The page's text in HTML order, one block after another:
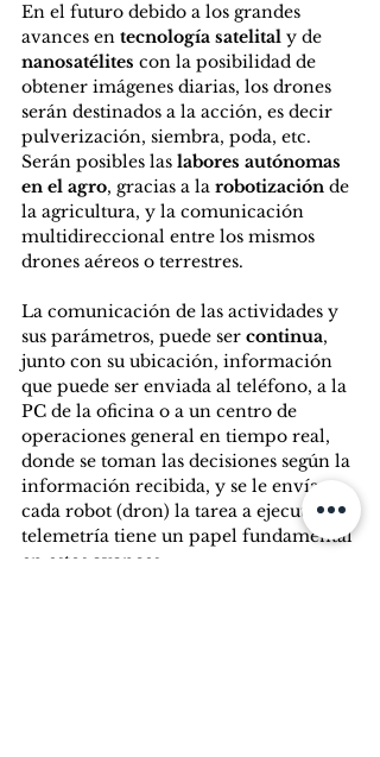
En el futuro debido a los grandes
avances en tecnología satelital y de
nanosatélites con la posibilidad de
obtener imágenes diarias, los drones
serán destinados a la acción, es decir
pulverización, siembra, poda, etc.
Serán posibles las labores autónomas
en el agro, gracias a la robotización de
la agricultura, y la comunicación
multidireccional entre los mismos
drones aéreos o terrestres.
La comunicación de las actividades y
sus parámetros, puede ser continua,
junto con su ubicación, información
que puede ser enviada al teléfono, a la
PC de la oficina o a un centro de
operaciones general en tiempo real,
donde se toman las decisiones según la
información recibida, y se le envía a
cada robot (dron) la tarea a ejecutar. La
telemetría tiene un papel fundamental
en estos avances.